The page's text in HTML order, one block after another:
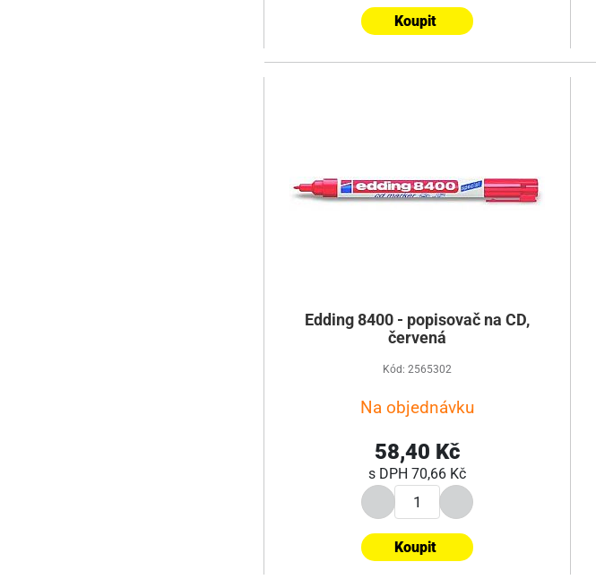
Koupit
Edding 8400 - popisovač na CD,
červená
Kód: 2565302
Na objednávku
58,40 Kč
s DPH 70,66 Kč
Koupit